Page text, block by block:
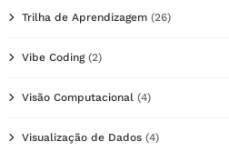
Trilha de Aprendizagem (26)
Vibe Coding(2)
Visão Computacional (4)
Visualização de Dados (4)